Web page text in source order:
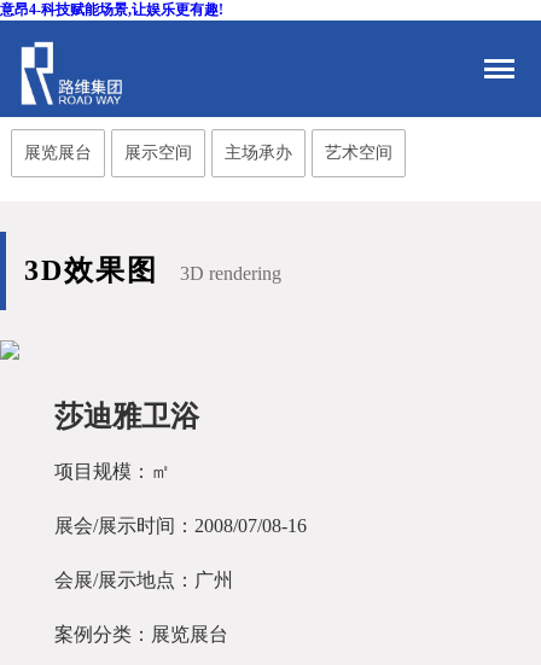
意昂4-科技赋能场景,让娱乐更有趣!
展览展台 展示空间 主场承办 艺术空间
3D效果图 3D rendering
莎迪雅卫浴
项目规模：㎡
展会/展示时间：2008/07/08-16
会展/展示地点：广州
案例分类：展览展台